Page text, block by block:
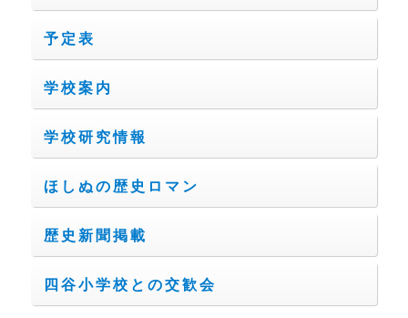
予定表
学校案内
学校研究情報
ほしぬの歴史ロマン
歴史新聞掲載
四谷小学校との交歓会